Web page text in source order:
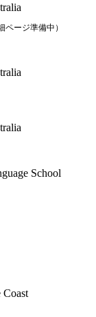
ページ準備中）
School
Coast